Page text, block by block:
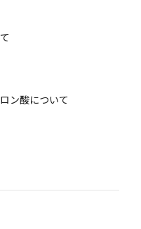
ン酸について